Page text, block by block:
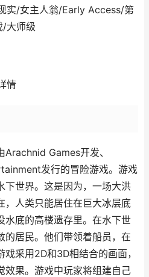
实/女主人翁/Early Access/第
/大师级
情
Games开发、
发行的冒险游戏。游戏
下世界。这是因为，一场大洪
，人类只能居住在巨大冰层底
水底的高楼遗存里。在水下世
的居民。他们带领着船员，在
采用2D和3D相结合的画面，
效果。游戏中玩家将组建自己